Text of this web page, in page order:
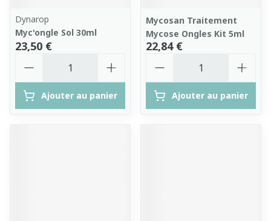
Dynarop
Myc'ongle Sol 30ml
23,50 €
Ajouter au panier
Mycosan Traitement
Mycose Ongles Kit 5ml
22,84 €
Ajouter au panier